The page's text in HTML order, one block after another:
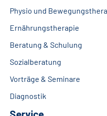
Physio und
Ernährungstherapie
Beratung & Schulung
Sozialberatung
Vorträge & Seminare
Diagnostik